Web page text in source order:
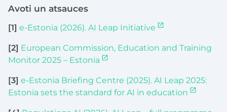
Avoti un atsauces
[1] e-Estonia (2026). AI Leap Initiative
[2] European Commission, Education and Training
Monitor 2025 – Estonia
[3] e-Estonia Briefing Centre (2025). AI Leap 2025:
Estonia sets the standard for AI in education